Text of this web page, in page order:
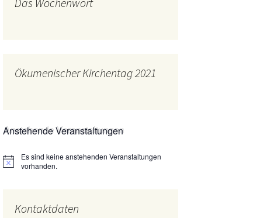
Limburg
Startseite Arbeitsgruppen
Ökumenischer Kirchentag 2021
Anstehende Veranstaltungen
Hinweis
Es sind keine anstehenden Veranstaltungen
vorhanden.
Kontaktdaten